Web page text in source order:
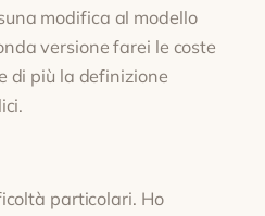
modifica al modello
versione farei le coste
di più la definizione
particolari. Ho